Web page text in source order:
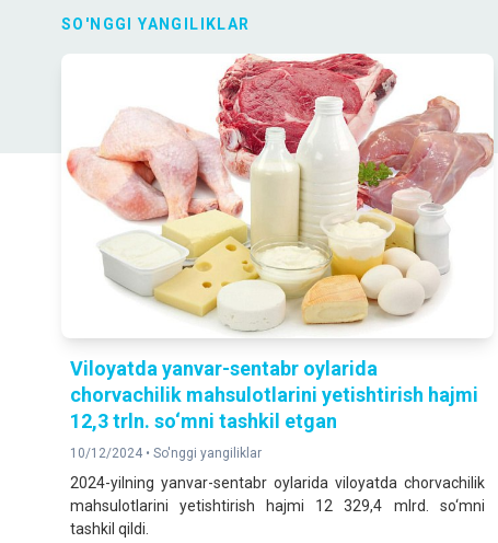
SO'NGGI YANGILIKLAR
Viloyatda yanvar-sentabr oylarida
chorvachilik mahsulotlarini yetishtirish hajmi
12,3 trln. so‘mni tashkil etgan
10/12/2024 • So'nggi yangiliklar
2024-yilning yanvar-sentabr oylarida viloyatda chorvachilik
mahsulotlarini yetishtirish hajmi 12 329,4 mlrd. so‘mni
tashkil qildi.